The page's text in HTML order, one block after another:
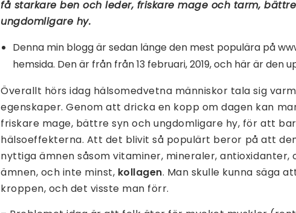
få starkare ben och leder, friskare mage och tarm,
ungdomligare hy.
Denna min blogg är sedan länge den mest populära på
hemsida. Den är från från 13 februari, 2019, och här är den
Överallt hörs idag hälsomedvetna människor tala sig
egenskaper. Genom att dricka en kopp om dagen kan
friskare mage, bättre syn och ungdomligare hy, för att
hälsoeffekterna. Att det blivit så populärt beror på att
nyttiga ämnen såsom vitaminer, mineraler,
ämnen, och inte minst, kollagen. Man skulle kunna säga
kroppen, och det visste man förr.